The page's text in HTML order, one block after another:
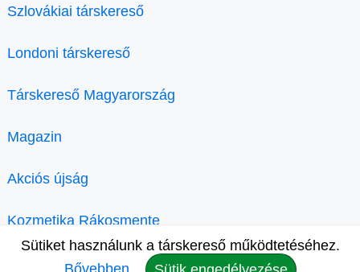
Szlovákiai társkereső
Londoni társkereső
Társkereső Magyarország
Magazin
Akciós újság
Kozmetika Rákosmente
Sütiket használunk a társkereső működtetéséhez.
Bővebben.